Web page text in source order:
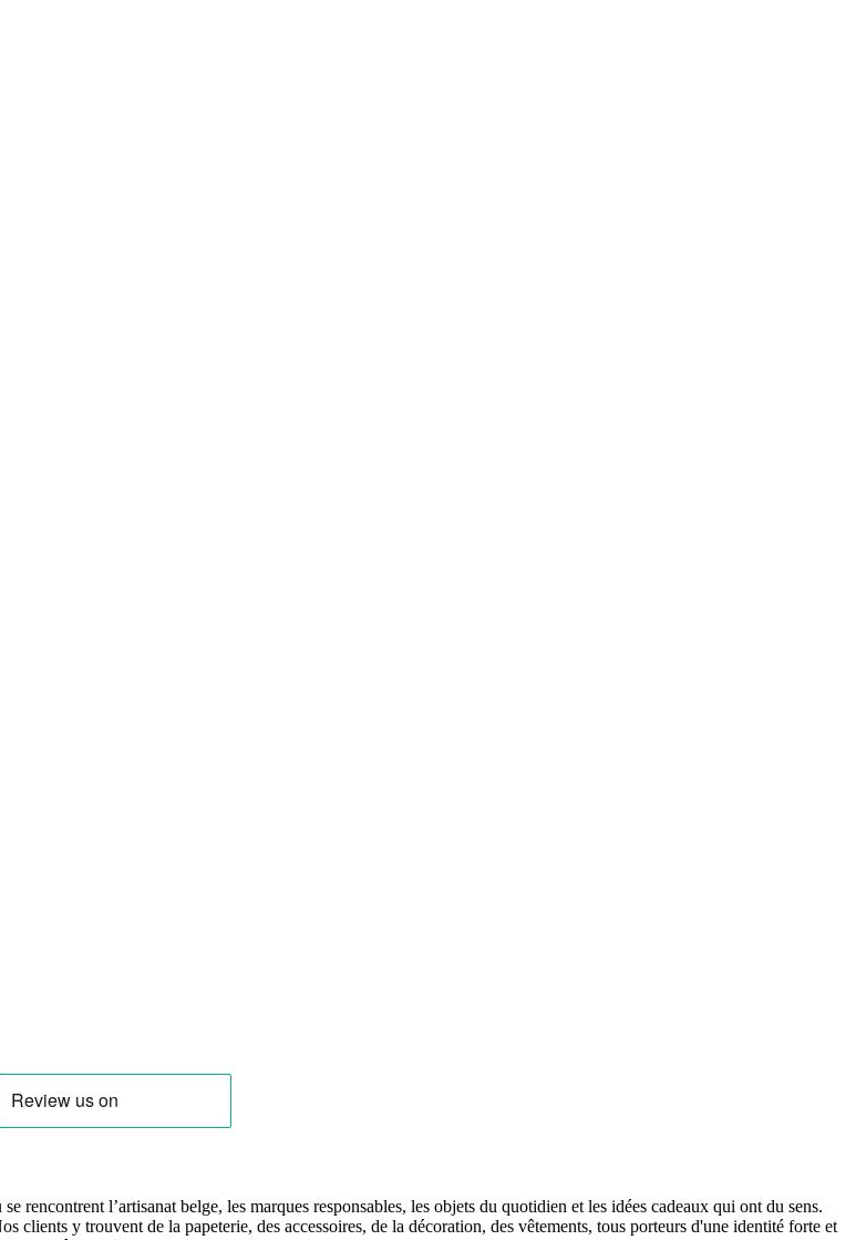
l’artisanat belge, les marques responsables, les objets du quotidien et les idées cadeaux qui ont du sens.
clients y trouvent de la papeterie, des accessoires, de la décoration, des vêtements, tous porteurs d'une identité forte et